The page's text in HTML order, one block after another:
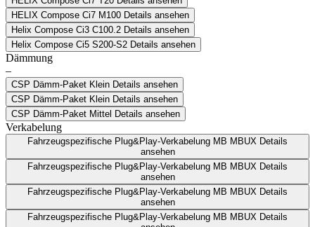
HELIX Compose Ci7 M100 Details ansehen
Helix Compose Ci3 C100.2 Details ansehen
Helix Compose Ci5 S200-S2 Details ansehen
Dämmung
–
CSP Dämm-Paket Klein Details ansehen
CSP Dämm-Paket Klein Details ansehen
CSP Dämm-Paket Mittel Details ansehen
Verkabelung
Fahrzeugspezifische Plug&Play-Verkabelung MB MBUX Details
ansehen
Fahrzeugspezifische Plug&Play-Verkabelung MB MBUX Details
ansehen
Fahrzeugspezifische Plug&Play-Verkabelung MB MBUX Details
ansehen
Fahrzeugspezifische Plug&Play-Verkabelung MB MBUX Details